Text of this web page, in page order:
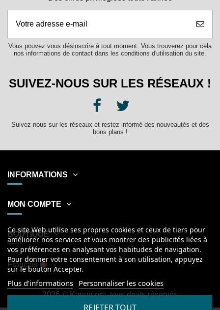
Vous pouvez vous désinscrire à tout moment. Vous trouverez pour cela
nos informations de contact dans les conditions d'utilisation du site.
SUIVEZ-NOUS SUR LES RÉSEAUX !
Suivez-nous sur les réseaux et restez informé des nouveautés et des
bons plans !
INFORMATIONS
MON COMPTE
BOUTIQUE
Ce site Web utilise ses propres cookies et ceux de tiers pour
améliorer nos services et vous montrer des publicités liées à
vos préférences en analysant vos habitudes de navigation.
Pour donner votre consentement à son utilisation, appuyez
sur le bouton Accepter.
Plus d'informations Personnaliser les cookies
REJETER TOUT
Français
2026© Kanumera, tous droits réservés